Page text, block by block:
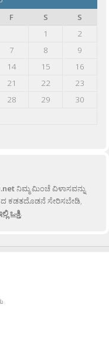
F S
S
1
2
7 8
9
14 15
16
21 22
23
28 29
30
ನಿಮ್ಮ ಮಿಂಚೆ ವಿಳಾಸವನ್ನು
ಕಡತದೊಡನೆ ಸೇರಿಸಬೇಡಿ,
ಒತ್ತಿ